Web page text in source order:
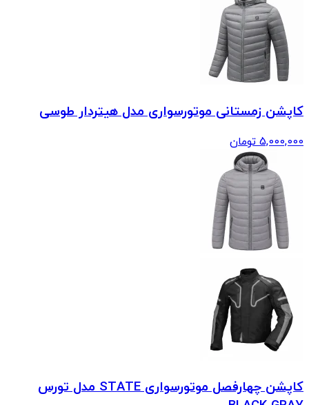
کاپشن زمستانی موتورسواری مدل هیتردار طوسی
5,000,000 تومان
کاپشن چهارفصل موتورسواری STATE مدل تورس